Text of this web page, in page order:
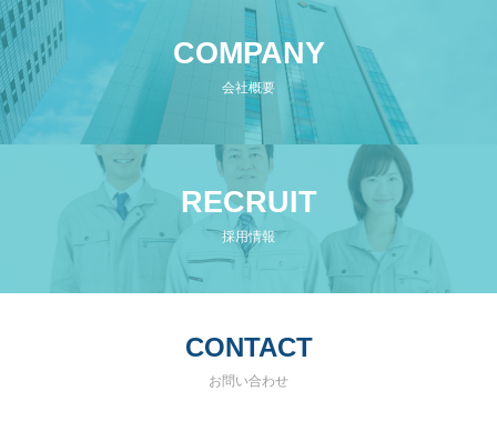
COMPANY
会社概要
RECRUIT
採用情報
CONTACT
お問い合わせ